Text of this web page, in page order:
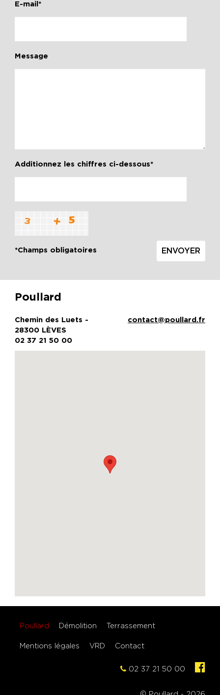
E-mail*
Message
Additionnez les chiffres ci-dessous*
*Champs obligatoires ENVOYER
Poullard
Chemin des Luets -
28300 LÈVES
02 37 21 50 00
contact@poullard.fr
Poullard Démolition Terrassement
Mentions légales VRD Contact
02 37 21 50 00